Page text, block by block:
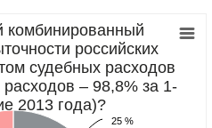
комбинированный
российских
судебных расходов
расходов – 98,8% за 1-
2013 года)?
25 %
25 %